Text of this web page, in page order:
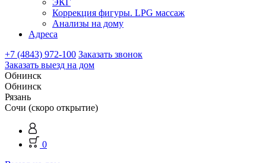
ЭКГ
Коррекция фигуры. LPG массаж
Анализы на дому
Адреса
+7 (4843) 972-100 Заказать звонок
Заказать выезд на дом
Обнинск
Обнинск
Рязань
Сочи (скоро открытие)
0